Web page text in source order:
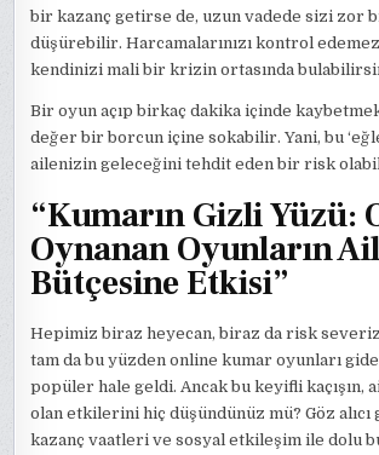
bir kazanç getirse de, uzun vadede sizi zor
düşürebilir. Harcamalarınızı kontrol
kendinizi mali bir krizin ortasında
Bir oyun açıp birkaç dakika içinde
değer bir borcun içine sokabilir. Yani, bu
ailenizin geleceğini tehdit eden bir risk
“Kumarın Gizli Yüzü:
Oynanan Oyunların
Bütçesine Etkisi”
Hepimiz biraz heyecan, biraz da risk
tam da bu yüzden online kumar oyunları
popüler hale geldi. Ancak bu keyifli kaçışın,
olan etkilerini hiç düşündünüz mü? Göz
kazanç vaatleri ve sosyal etkileşim ile dolu